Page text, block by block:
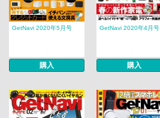
GetNavi 2020年5月号
購入
GetNavi 2020年4月号
購入